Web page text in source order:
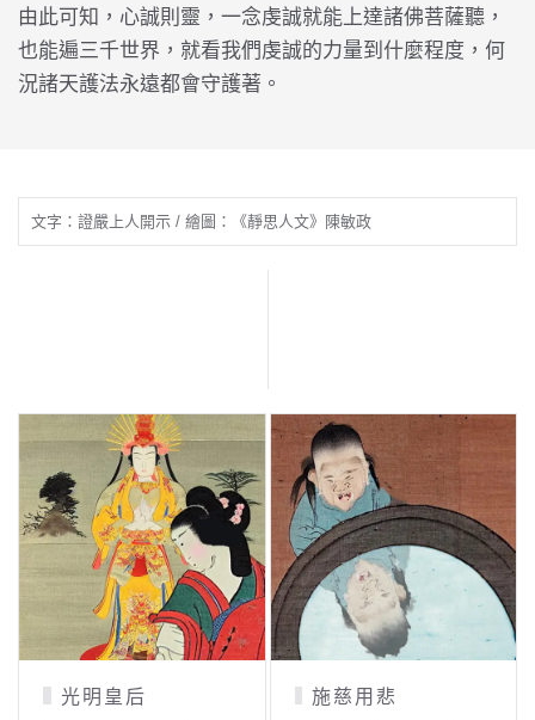
由此可知，心誠則靈，一念虔誠就能上達諸佛菩薩聽，
也能遍三千世界，就看我們虔誠的力量到什麼程度，何
況諸天護法永遠都會守護著。
文字：證嚴上人開示 / 繪圖：《靜思人文》陳敏政
光明皇后 施慈用悲